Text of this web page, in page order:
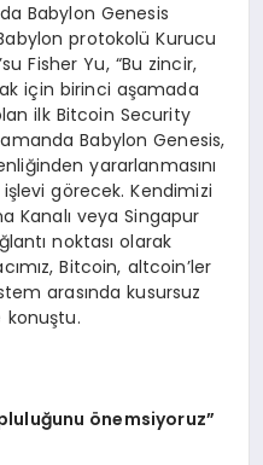
Babylon Genesis
protokolü Kurucu
Fisher Yu, “Bu zincir,
için birinci aşamada
ilk Bitcoin Security
Babylon Genesis,
yararlanmasını
görecek. Kendimizi
Kanalı veya Singapur
noktası olarak
Bitcoin, altcoin’ler
arasında kusursuz
konuştu.
önemsiyoruz”